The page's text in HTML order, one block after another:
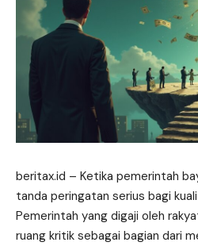
beritax.id – Ketika pemerintah
tanda peringatan serius bagi
Pemerintah yang digaji oleh
ruang kritik sebagai bagian dari